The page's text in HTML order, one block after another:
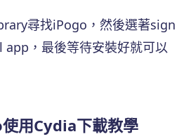
尋找iPogo，然後選著sign
，最後等待安裝好就可以
用Cydia下載教學